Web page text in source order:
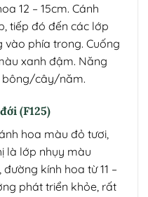
12 – 15cm. Cánh
tiếp đó đến các lớp
vào phía trong. Cuống
xanh đậm. Năng
bông/cây/năm.
(F125)
hoa màu đỏ tươi,
là lớp nhụy màu
kính hoa từ 11 –
phát triển khỏe, rất